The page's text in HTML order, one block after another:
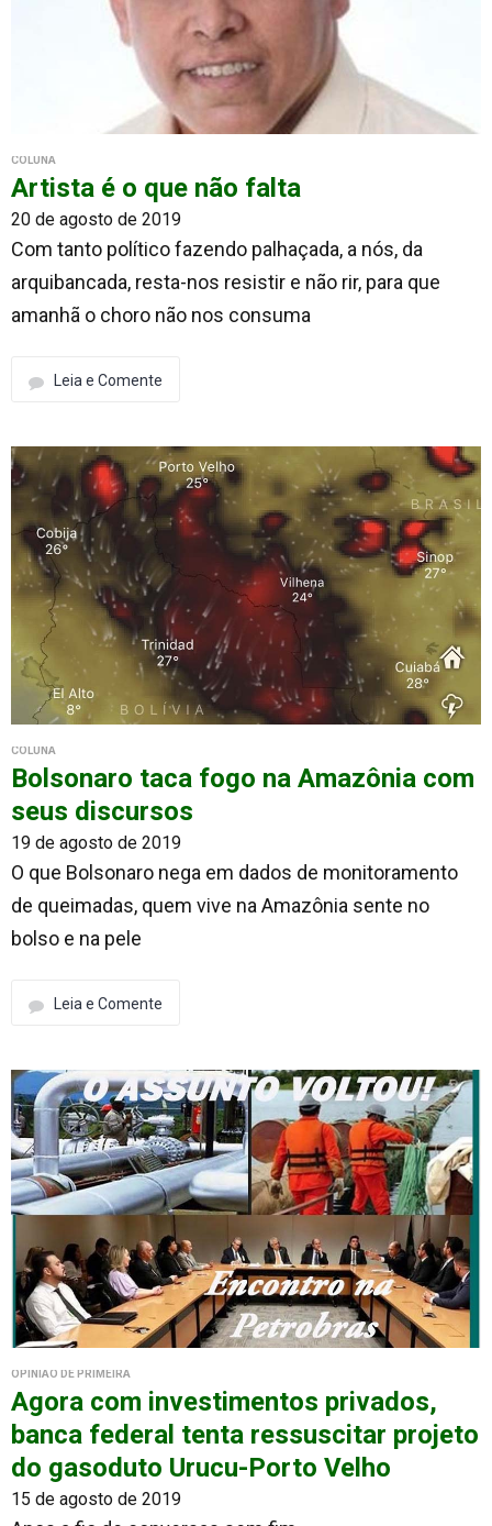
COLUNA
Artista é o que não falta
20 de agosto de 2019
Com tanto político fazendo palhaçada, a nós, da
arquibancada, resta-nos resistir e não rir, para que
amanhã o choro não nos consuma
Leia e Comente
COLUNA
Bolsonaro taca fogo na Amazônia com
seus discursos
19 de agosto de 2019
O que Bolsonaro nega em dados de monitoramento
de queimadas, quem vive na Amazônia sente no
bolso e na pele
Leia e Comente
OPINIÃO DE PRIMEIRA
Agora com investimentos privados,
banca federal tenta ressuscitar projeto
do gasoduto Urucu-Porto Velho
15 de agosto de 2019